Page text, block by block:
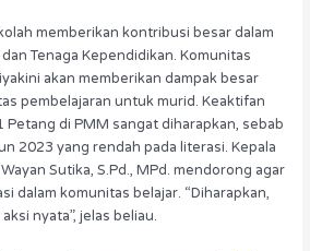
memberikan kontribusi besar dalam
Tenaga Kependidikan. Komunitas
akan memberikan dampak besar
pembelajaran untuk murid. Keaktifan
Petang di PMM sangat diharapkan, sebab
2023 yang rendah pada literasi. Kepala
Sutika, S.Pd., MPd. mendorong agar
dalam komunitas belajar. “Diharapkan,
nyata”, jelas beliau.